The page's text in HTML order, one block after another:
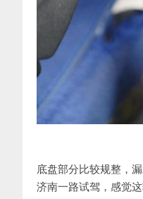
底盘部分比较规整，
济南一路试驾，感觉